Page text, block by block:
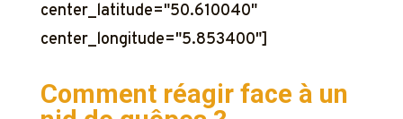
center_latitude="50.610040"
center_longitude="5.853400"]
Comment réagir face à un